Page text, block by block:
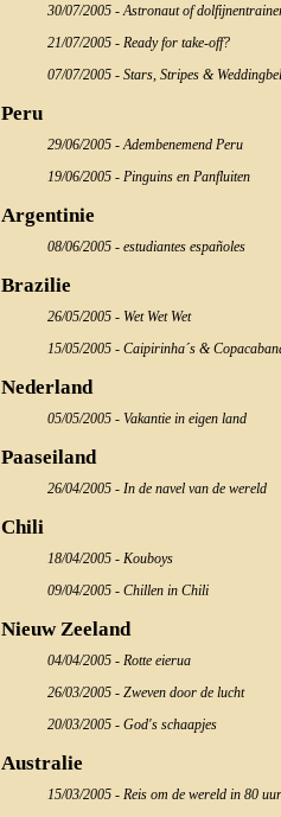
30/07/2005 - Astronaut of
21/07/2005 - Ready for take-off?
07/07/2005 - Stars, Stripes &
Peru
29/06/2005 - Adembenemend Peru
19/06/2005 - Pinguins en Panfluiten
Argentinie
08/06/2005 - estudiantes españoles
Brazilie
26/05/2005 - Wet Wet Wet
15/05/2005 - Caipirinha´s &
Nederland
05/05/2005 - Vakantie in eigen land
Paaseiland
26/04/2005 - In de navel van de wereld
Chili
18/04/2005 - Kouboys
09/04/2005 - Chillen in Chili
Nieuw Zeeland
04/04/2005 - Rotte eierua
26/03/2005 - Zweven door de lucht
20/03/2005 - God's schaapjes
Australie
15/03/2005 - Reis om de wereld in 80 uur